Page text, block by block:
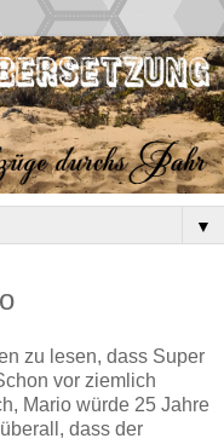
▼
zu lesen, dass Super
vor ziemlich
Mario würde 25 Jahre
dass der